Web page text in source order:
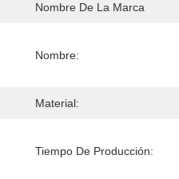
Nombre De La Marca
Nombre:
Material:
Tiempo De Producción: